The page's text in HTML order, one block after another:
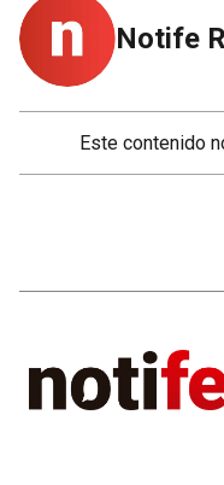
Notife
Este contenido